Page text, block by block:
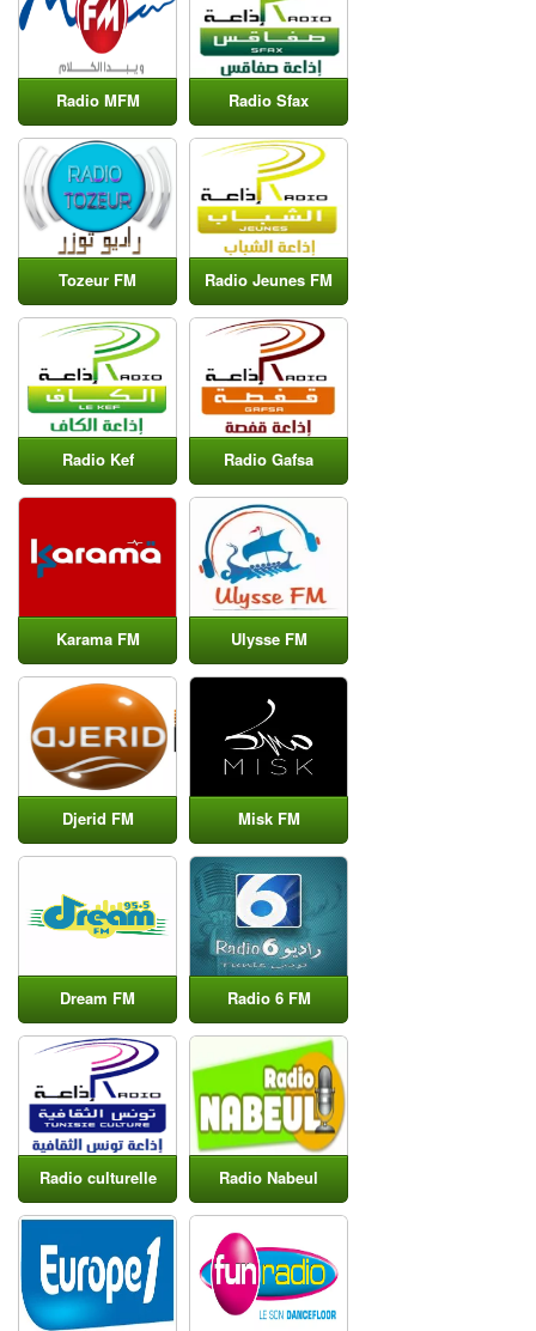
Radio MFM Radio Sfax
Tozeur FM Radio Jeunes FM
Radio Kef Radio Gafsa
Karama FM Ulysse FM
Djerid FM Misk FM
Dream FM Radio 6 FM
Radio culturelle Radio Nabeul